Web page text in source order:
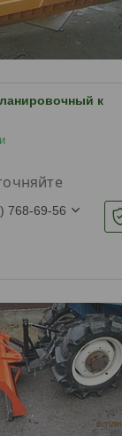
к
768-69-56